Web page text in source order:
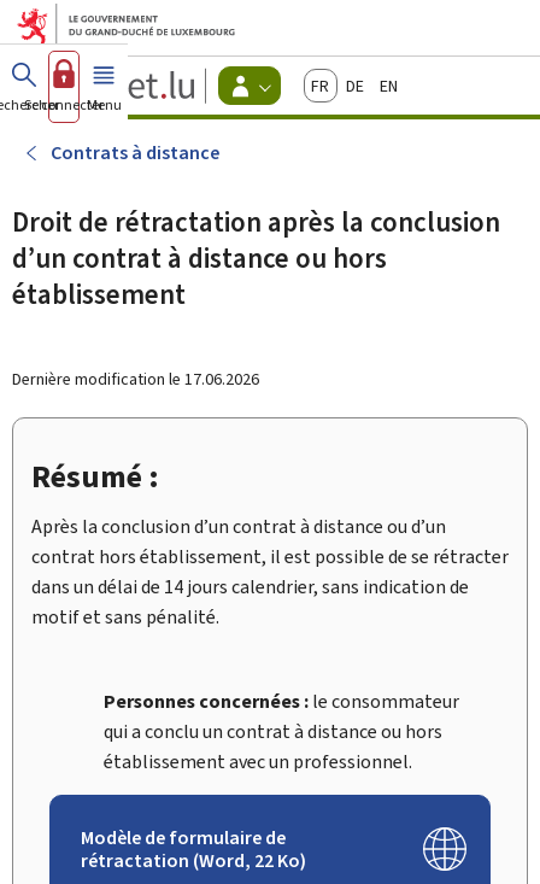
Aller au menu principal
Aller au contenu
Guichet.lu
Changer
d'espace
actif
FrançaisDeutschEnglish
Se connecterMenu principal
Contrats à distance
Droit de rétractation après la conclusion
d’un contrat à distance ou hors
établissement
Dernière modification le 17.06.2026
Résumé :
Après la conclusion d’un contrat à distance ou d’un
contrat hors établissement, il est possible de se rétracter
dans un délai de 14 jours calendrier, sans indication de
motif et sans pénalité.
Personnes concernées :le consommateur
qui a conclu un contrat à distance ou hors
établissement avec un professionnel.
Modèle de formulaire de
rétractation (Word, 22 Ko)